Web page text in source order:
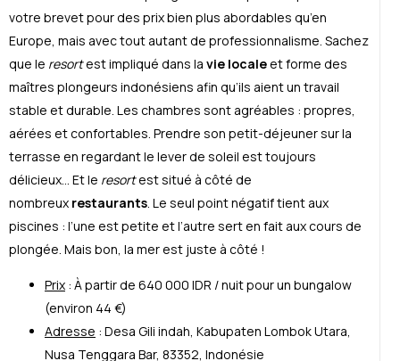
votre brevet pour des prix bien plus abordables qu’en
Europe, mais avec tout autant de professionnalisme. Sachez
que le resortest impliqué dans la vie localeet forme des
maîtres plongeurs indonésiens afin qu’ils aient un travail
stable et durable. Les chambres sont agréables : propres,
aérées et confortables. Prendre son petit-déjeuner sur la
terrasse en regardant le lever de soleil est toujours
délicieux… Et le resortest situé à côté de
nombreux restaurants. Le seul point négatif tient aux
piscines : l’une est petite et l’autre sert en fait aux cours de
plongée. Mais bon, la mer est juste à côté !
Prix : À partir de 640 000 IDR / nuit pour un bungalow
(environ 44 €)
Adresse : Desa Gili indah, Kabupaten Lombok Utara,
Nusa Tenggara Bar, 83352, Indonésie